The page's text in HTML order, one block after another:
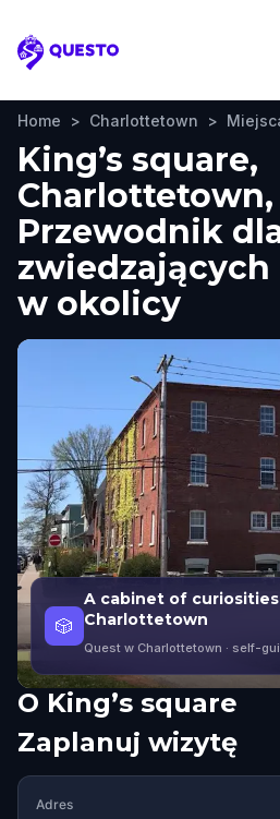
Questo
Home > Charlottetown >
King’s square,
Charlottetown,
Przewodnik
w okolicy
🎲
A cabinet of
Charlottetown
Quest w Charlottetown · self-
O King’s square
Zaplanuj wizytę
Adres